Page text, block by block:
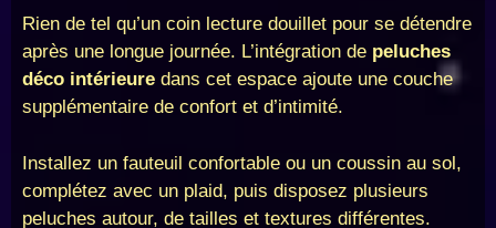
Rien de tel qu’un coin lecture douillet pour se détendre
après une longue journée. L’intégration de peluches
déco intérieure dans cet espace ajoute une couche
supplémentaire de confort et d’intimité.
Installez un fauteuil confortable ou un coussin au sol,
complétez avec un plaid, puis disposez plusieurs
peluches autour, de tailles et textures différentes.